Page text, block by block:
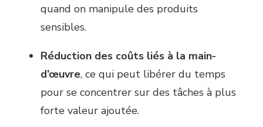
quand on manipule des produits
sensibles.
Réduction des coûts liés à la main-
d’œuvre, ce qui peut libérer du temps
pour se concentrer sur des tâches à plus
forte valeur ajoutée.